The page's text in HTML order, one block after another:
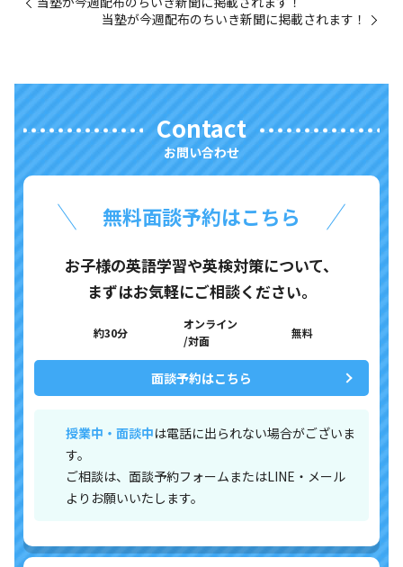
当塾が今週配布のちいき新聞に掲載されます！
Contact
お問い合わせ
無料面談予約はこちら
お子様の英語学習や英検対策について、
まずはお気軽にご相談ください。
約30分
オンライン
/対面
無料
面談予約はこちら
授業中・面談中は電話に出られない場合がございま
す。
ご相談は、面談予約フォームまたはLINE・メール
よりお願いいたします。